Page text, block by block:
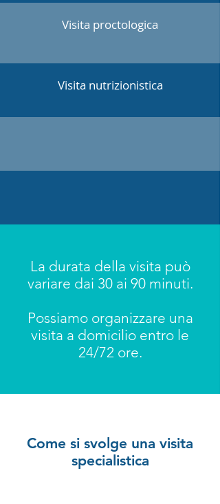
Visita proctologica
Visita nutrizionistica
La durata della visita può
variare dai 30 ai 90 minuti.
Possiamo organizzare una
visita a domicilio entro le
24/72 ore.
Come si svolge una visita
specialistica